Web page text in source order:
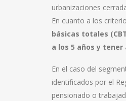
urbanizaciones
En cuanto a los
básicas totales
a los 5 años y
En el caso del
identificados por el
pensionado o